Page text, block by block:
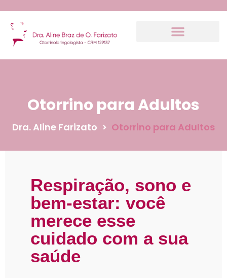
Otorrino para Adultos
Dra. Aline Farizato > Otorrino para Adultos
Respiração, sono e
bem-estar: você
merece esse
cuidado com a sua
saúde